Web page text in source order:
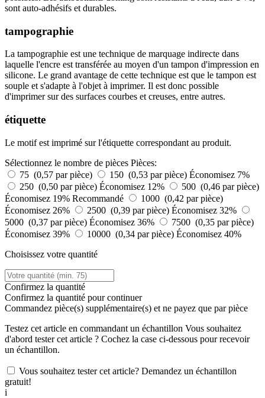
sont auto-adhésifs et durables.
tampographie
La tampographie est une technique de marquage indirecte dans
laquelle l'encre est transférée au moyen d'un tampon d'impression en
silicone. Le grand avantage de cette technique est que le tampon est
souple et s'adapte à l'objet à imprimer. Il est donc possible
d'imprimer sur des surfaces courbes et creuses, entre autres.
étiquette
Le motif est imprimé sur l'étiquette correspondant au produit.
Sélectionnez le nombre de pièces Pièces:
75 (0,57 par pièce)
150 (0,53 par pièce) Économisez 7%
250 (0,50 par pièce) Économisez 12%
500 (0,46 par pièce)
Économisez 19% Recommandé
1000 (0,42 par pièce)
Économisez 26%
2500 (0,39 par pièce) Économisez 32%
5000 (0,37 par pièce) Économisez 36%
7500 (0,35 par pièce)
Économisez 39%
10000 (0,34 par pièce) Économisez 40%
Choisissez votre quantité
Confirmez la quantité
Confirmez la quantité pour continuer
Commandez pièce(s) supplémentaire(s) et ne payez que par pièce
Testez cet article en commandant un échantillon Vous souhaitez
d'abord tester cet article ? Cochez la case ci-dessous pour recevoir
un échantillon.
Vous souhaitez tester cet article? Demandez un échantillon
gratuit!
i